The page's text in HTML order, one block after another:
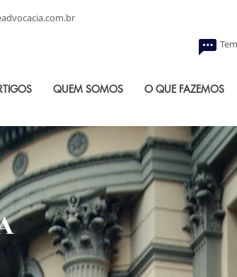
QUEM SOMOS O QUE FAZEMOS